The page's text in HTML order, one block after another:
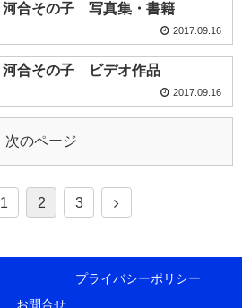
河合その子 写真集・書籍
2017.09.16
河合その子 ビデオ作品
2017.09.16
次のページ
1 2 3
プライバシーポリシー
お問合せ